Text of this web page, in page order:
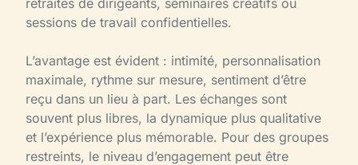
sessions de travail confidentielles.
L’avantage est évident : intimité, personnalisation
maximale, rythme sur mesure, sentiment d’être
reçu dans un lieu à part. Les échanges sont
souvent plus libres, la dynamique plus qualitative
et l’expérience plus mémorable. Pour des groupes
restreints, le niveau d’engagement peut être